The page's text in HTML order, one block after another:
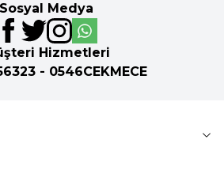
Sosyal Medya
Hizmetleri
- 0546CEKMECE